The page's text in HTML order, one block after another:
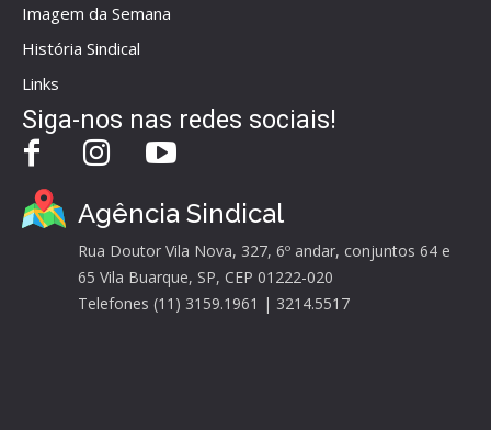
Imagem da Semana
História Sindical
Links
Siga-nos nas redes sociais!
Agência Sindical
Rua Doutor Vila Nova, 327, 6º andar, conjuntos 64 e
65 Vila Buarque, SP, CEP 01222-020
Telefones (11) 3159.1961 | 3214.5517